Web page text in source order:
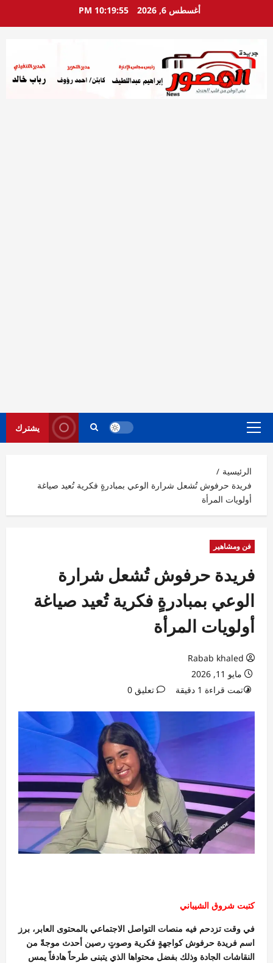
أغسطس 6, 2026 10:19:56 PM
القائمة
يشترك
الرئيسية
فريدة حرفوش تُشعل شرارة الوعي بمبادرةٍ فكرية تُعيد صياغة
أولويات المرأة
فن ومشاهير
فريدة حرفوش تُشعل شرارة
الوعي بمبادرةٍ فكرية تُعيد صياغة
أولويات المرأة
Rabab khaled
مايو 11, 2026
تمت قراءة 1 دقيقة
تعليق 0
كتبت شروق الشيباني
في وقت تزدحم فيه منصات التواصل الاجتماعي بالمحتوى العابر، برز
اسم فريدة حرفوش كواجهةٍ فكرية وصوتٍ رصين أحدث موجةً من
النقاشات الجادة وذلك بفضل محتواها الذي يتبنى طرحاً هادفاً يمس